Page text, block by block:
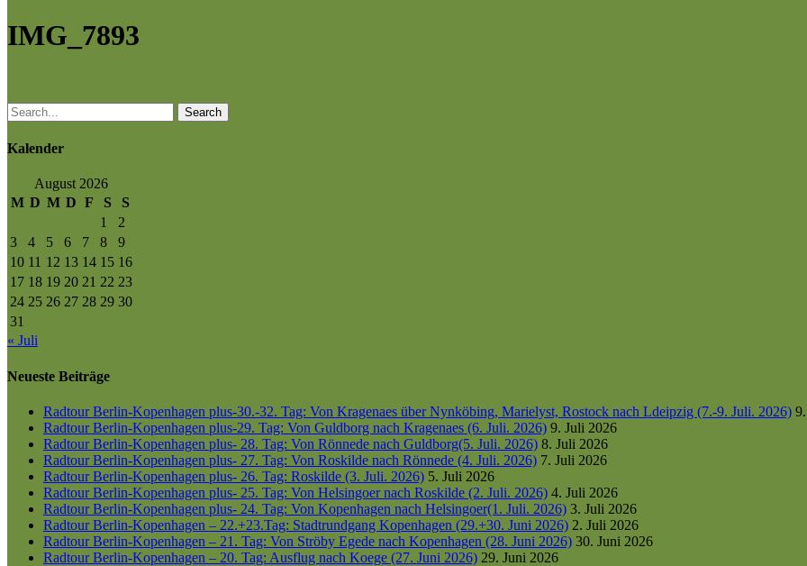
IMG_7893
Search
Kalender
August 2026
M D M D F S
S
1
2
3
4 5 6 7 8
9
10 11 12 13 14 15 16
17 18 19 20 21 22 23
24 25 26 27 28 29 30
31
« Juli
Neueste Beiträge
Radtour Berlin-Kopenhagen plus-30.-32. Tag: Von Kragenaes über Nynköbing, Marielyst, Rostock nach Ldeipzig (7.-9. Juli. 2026)
Radtour Berlin-Kopenhagen plus-29. Tag: Von Guldborg nach Kragenaes (6. Juli. 2026) 9. Juli 2026
Radtour Berlin-Kopenhagen plus- 28. Tag: Von Rönnede nach Guldborg(5. Juli. 2026) 8. Juli 2026
Radtour Berlin-Kopenhagen plus- 27. Tag: Von Roskilde nach Rönnede (4. Juli. 2026) 7. Juli 2026
Radtour Berlin-Kopenhagen plus- 26. Tag: Roskilde (3. Juli. 2026) 5. Juli 2026
Radtour Berlin-Kopenhagen plus- 25. Tag: Von Helsingoer nach Roskilde (2. Juli. 2026) 4. Juli 2026
Radtour Berlin-Kopenhagen plus- 24. Tag: Von Kopenhagen nach Helsingoer(1. Juli. 2026) 3. Juli 2026
Radtour Berlin-Kopenhagen – 22.+23.Tag: Stadtrundgang Kopenhagen (29.+30. Juni 2026) 2. Juli 2026
Radtour Berlin-Kopenhagen – 21. Tag: Von Ströby Egede nach Kopenhagen (28. Juni 2026) 30. Juni 2026
Radtour Berlin-Kopenhagen – 20. Tag: Ausflug nach Koege (27. Juni 2026) 29. Juni 2026